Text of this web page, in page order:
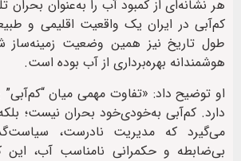
هر نشانه‌ای از کمبود آب را به‌عنوان بحران
کم‌آبی در ایران یک واقعیت اقلیمی و
طول تاریخ نیز همین وضعیت زمینه‌ساز
هوشمندانه بهره‌برداری از آب بوده است.
او توضیح داد: «تفاوت مهمی میان
دارد. کم‌آبی به‌خودی‌خود بحران نیست؛
می‌گیرد که مدیریت نادرست،
بی‌ضابطه و حکمرانی نامناسب آب، این